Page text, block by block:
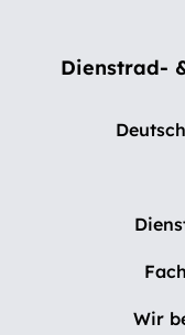
Dienstrad-
Wir